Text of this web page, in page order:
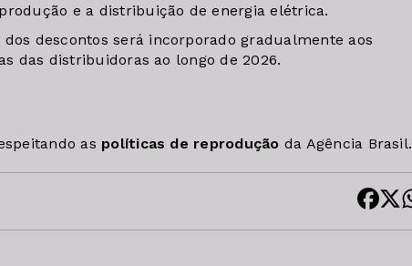
e a distribuição de energia elétrica.
descontos será incorporado gradualmente aos
das distribuidoras ao longo de 2026.
as políticas de reprodução da Agência Brasil.